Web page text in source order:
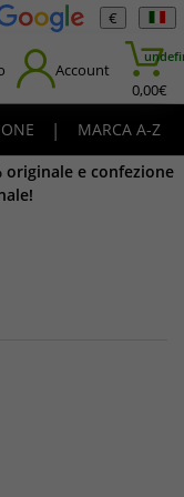
€
Account
0,00€
|
MARCA A-Z
originale e confezione